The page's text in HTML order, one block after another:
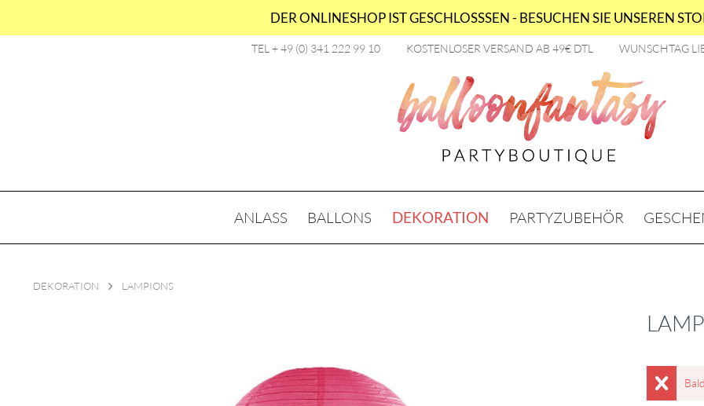
DER ONLINESHOP IST GESCHLOSSSEN - BESUCHEN SIE UNSEREN
TEL + 49 (0) 341 222 99 10 KOSTENLOSER VERSAND AB 49€ DTL WUNSCHTAG
ANLASS BALLONS DEKORATION PARTYZUBEHÖR
DEKORATION LAMPIONS